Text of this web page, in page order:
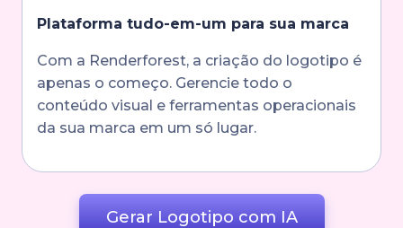
Plataforma tudo-em-um para sua marca
Com a Renderforest, a criação do logotipo é
apenas o começo. Gerencie todo o
conteúdo visual e ferramentas operacionais
da sua marca em um só lugar.
Gerar Logotipo com IA